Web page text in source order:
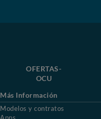
OFERTAS-
OCU
Más Información
Modelos y contratos